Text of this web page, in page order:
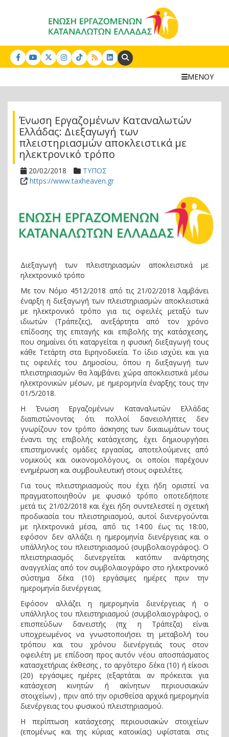
Search:
ΜΕΝΟΥ
Ένωση Εργαζομένων Καταναλωτών
Ελλάδας: Διεξαγωγή των
πλειστηριασμών αποκλειστικά με
ηλεκτρονικό τρόπο
20/02/2018
ΤΥΠΟΣ
https://www.taxheaven.gr
Διεξαγωγή των πλειστηριασμών αποκλειστικά με
ηλεκτρονικό τρόπο
Με τον Νόμο 4512/2018 από τις 21/02/2018 λαμβάνει
έναρξη η διεξαγωγή των πλειστηριασμών αποκλειστικά
με ηλεκτρονικό τρόπο για τις οφειλές μεταξύ των
ιδιωτών (Τράπεζες), ανεξάρτητα από τον χρόνο
επίδοσης της επιταγής και επιβολής της κατάσχεσης,
που σημαίνει ότι καταργείται η φυσική διεξαγωγή τους
κάθε Τετάρτη στα Ειρηνοδικεία. Το ίδιο ισχύει και για
τις οφειλές του Δημοσίου, όπου η διεξαγωγή των
πλειστηριασμών θα λαμβάνει χώρα αποκλειστικά μέσω
ηλεκτρονικών μέσων, με ημερομηνία έναρξης τους την
01/5/2018.
Η Ένωση Εργαζομένων Καταναλωτών Ελλάδας
διαπιστώνοντας ότι πολλοί δανειολήπτες δεν
γνωρίζουν τον τρόπο άσκησης των δικαιωμάτων τους
έναντι της επιβολής κατάσχεσης, έχει δημιουργήσει
επιστημονικές ομάδες εργασίας, αποτελούμενες από
νομικούς και οικονομολόγους, οι οποίοι παρέχουν
ενημέρωση και συμβουλευτική στους οφειλέτες.
Για τους πλειστηριασμούς που έχει ήδη οριστεί να
πραγματοποιηθούν με φυσικό τρόπο οποτεδήποτε
μετά τις 21/02/2018 και έχει ήδη συντελεστεί η σχετική
προδικασία του πλειστηριασμού, αυτοί διενεργούνται
με ηλεκτρονικά μέσα, από τις 14:00 έως τις 18:00,
εφόσον δεν αλλάζει η ημερομηνία διενέργειας και ο
υπάλληλος του πλειστηριασμού (συμβολαιογράφος). Ο
πλειστηριασμός διενεργείται κατόπιν ανάρτησης
αναγγελίας από τον συμβολαιογράφο στο ηλεκτρονικό
σύστημα δέκα (10) εργάσιμες ημέρες πριν την
ημερομηνία διενέργειας.
Εφόσον αλλάζει η ημερομηνία διενέργειας ή ο
υπάλληλος του πλειστηριασμού (συμβολαιογράφος), ο
επισπεύδων δανειστής (πχ η Τράπεζα) είναι
υποχρεωμένος να γνωστοποιήσει τη μεταβολή του
τρόπου και του χρόνου διενέργειάς τους στον
οφειλέτη με επίδοση προς αυτόν νέου αποσπάσματος
κατασχετήριας έκθεσης , το αργότερο δέκα (10) ή είκοσι
(20) εργάσιμες ημέρες (εξαρτάται αν πρόκειται για
κατάσχεση κινητών ή ακίνητων περιουσιακών
στοιχείων) , πριν από την ορισθείσα αρχικά ημερομηνία
διενέργειας του φυσικού πλειστηριασμού.
H περίπτωση κατάσχεσης περιουσιακών στοιχείων
(επομένως και της κύριας κατοικίας) υφίσταται στις